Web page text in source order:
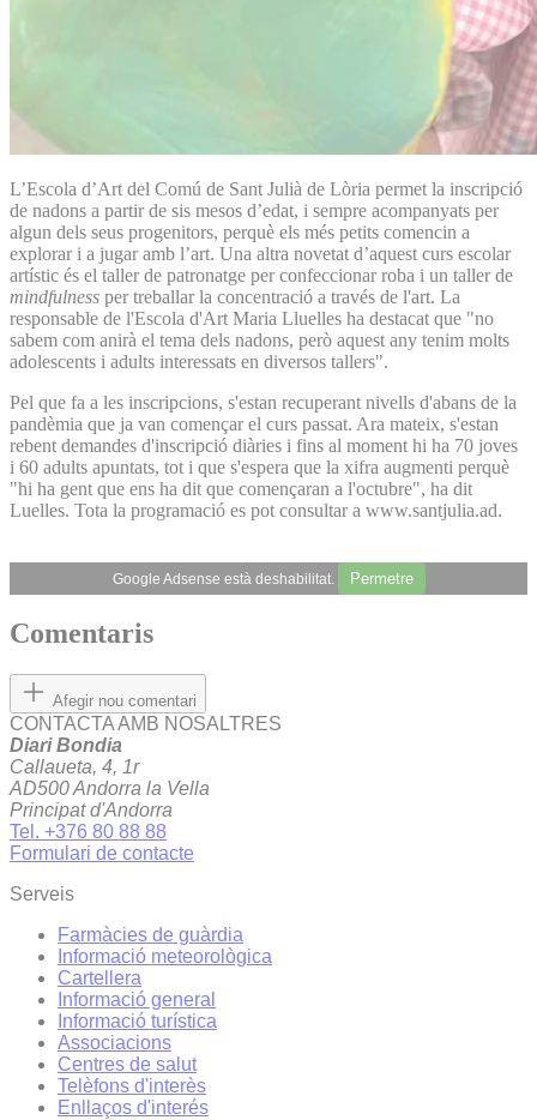
L’Escola d’Art del Comú de Sant Julià de Lòria permet la inscripció
de nadons a partir de sis mesos d’edat, i sempre acompanyats per
algun dels seus progenitors, perquè els més petits comencin a
explorar i a jugar amb l’art. Una altra novetat d’aquest curs escolar
artístic és el taller de patronatge per confeccionar roba i un taller de
mindfulness per treballar la concentració a través de l'art. La
responsable de l'Escola d'Art Maria Lluelles ha destacat que "no
sabem com anirà el tema dels nadons, però aquest any tenim molts
adolescents i adults interessats en diversos tallers".
Pel que fa a les inscripcions, s'estan recuperant nivells d'abans de la
pandèmia que ja van començar el curs passat. Ara mateix, s'estan
rebent demandes d'inscripció diàries i fins al moment hi ha 70 joves
i 60 adults apuntats, tot i que s'espera que la xifra augmenti perquè
"hi ha gent que ens ha dit que començaran a l'octubre", ha dit
Luelles. Tota la programació es pot consultar a www.santjulia.ad.
Google Adsense està deshabilitat. Permetre
Comentaris
Afegir nou comentari
CONTACTA AMB NOSALTRES
Diari Bondia
Callaueta, 4, 1r
AD500 Andorra la Vella
Principat d'Andorra
Tel. +376 80 88 88
Formulari de contacte
Serveis
Farmàcies de guàrdia
Informació meteorològica
Cartellera
Informació general
Informació turística
Associacions
Centres de salut
Telèfons d'interès
Enllaços d'interés